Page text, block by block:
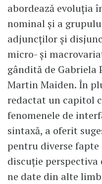
abordează evoluția
nominal și a
adjuncților și
micro- și
gândită de Gabriela
Martin Maiden. În
redactat un capitol
fenomenele de
sintaxă, a oferit
pentru diverse
discuție
ne date din alte